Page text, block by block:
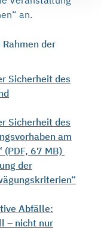
an.
der
Sicherheit des
Sicherheit des
am
67 MB)
der
Abfälle:
– nicht nur